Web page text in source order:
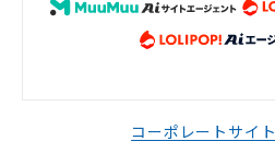
コーポレートサイト